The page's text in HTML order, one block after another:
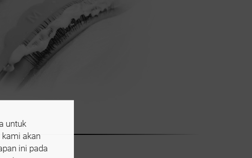
untuk
akan
ini pada